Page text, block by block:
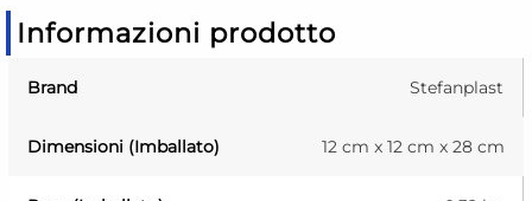
Informazioni prodotto
Brand Stefanplast
Dimensioni (Imballato) 12 cm x 12 cm x 28 cm